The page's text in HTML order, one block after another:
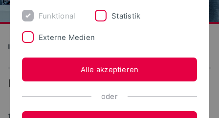
Informatik und Automation
... Archiv (EECS)
18.01.2024
Funktional Statistik
Externe Medien
Alle akzeptieren
oder